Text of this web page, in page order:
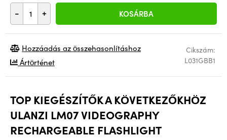
- + KOSÁRBA
Cikszám:
L031GBB1
Hozzáadás az összehasonlításhoz
Ártörténet
TOP KIEGÉSZÍTŐK A KÖVETKEZŐKHÖZ
ULANZI LM07 VIDEOGRAPHY
RECHARGEABLE FLASHLIGHT